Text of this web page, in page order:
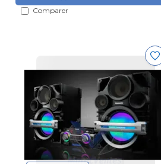
Comparer